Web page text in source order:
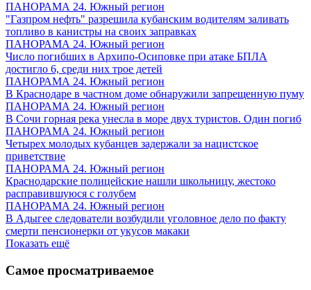
ПАНОРАМА 24. Южный регион
"Газпром нефть" разрешила кубанским водителям заливать
топливо в канистры на своих заправках
ПАНОРАМА 24. Южный регион
Число погибших в Архипо-Осиповке при атаке БПЛА
достигло 6, среди них трое детей
ПАНОРАМА 24. Южный регион
В Краснодаре в частном доме обнаружили запрещенную пуму
ПАНОРАМА 24. Южный регион
В Сочи горная река унесла в море двух туристов. Один погиб
ПАНОРАМА 24. Южный регион
Четырех молодых кубанцев задержали за нацистское
приветствие
ПАНОРАМА 24. Южный регион
Краснодарские полицейские нашли школьницу, жестоко
расправившуюся с голубем
ПАНОРАМА 24. Южный регион
В Адыгее следователи возбудили уголовное дело по факту
смерти пенсионерки от укусов макаки
Показать ещё
Самое просматриваемое